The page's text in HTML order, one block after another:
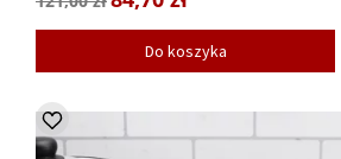
Do koszyka